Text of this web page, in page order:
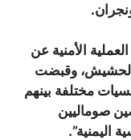
الأمنية عن
وقبضت
مهرباً من جنسيات مختلفة بينهم
صوماليين